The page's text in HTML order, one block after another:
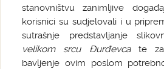
stanovništvu zanimljive
korisnici su sudjelovali i u
sutrašnje predstavljanje
velikom srcu Đurđevca te
bavljenje ovim poslom